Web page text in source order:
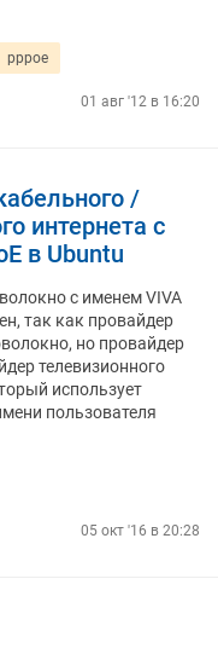
pppoe
01 авг '12 в 16:20
/
интернета с
в Ubuntu
с именем VIVA
так как провайдер
но провайдер
телевизионного
использует
пользователя
05 окт '16 в 20:28